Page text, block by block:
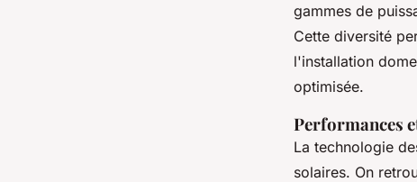
gammes de
Cette diversité
l'installation
optimisée.
Performances
La technologie
solaires. On